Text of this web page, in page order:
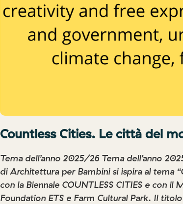
Countless Cities. Le città del
Tema dell’anno 2025/26 Tema dell’anno
di Architettura per Bambini si ispira al tema
con la Biennale COUNTLESS CITIES e con
Foundation ETS e Farm Cultural Park. Il